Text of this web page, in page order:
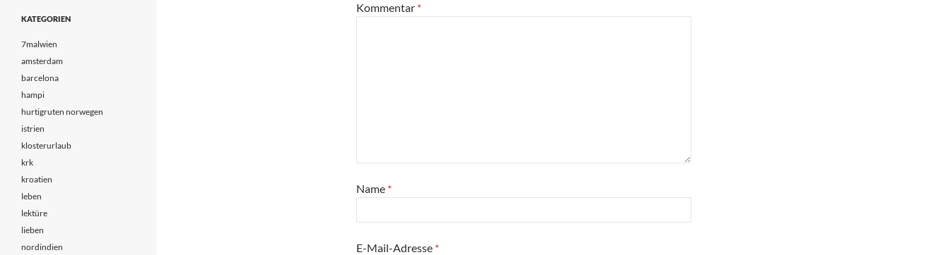
Kommentar *
Name *
E-Mail-Adresse *
KATEGORIEN
7malwien
amsterdam
barcelona
hampi
hurtigruten norwegen
istrien
klosterurlaub
krk
kroatien
leben
lektüre
lieben
nordindien